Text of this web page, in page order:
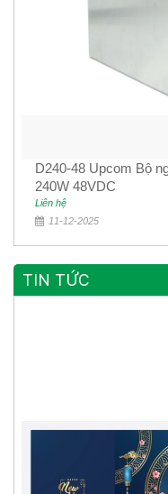
D240-48 Upcom Bộ
240W 48VDC
Liên hệ
11-12-2025
TIN TỨC